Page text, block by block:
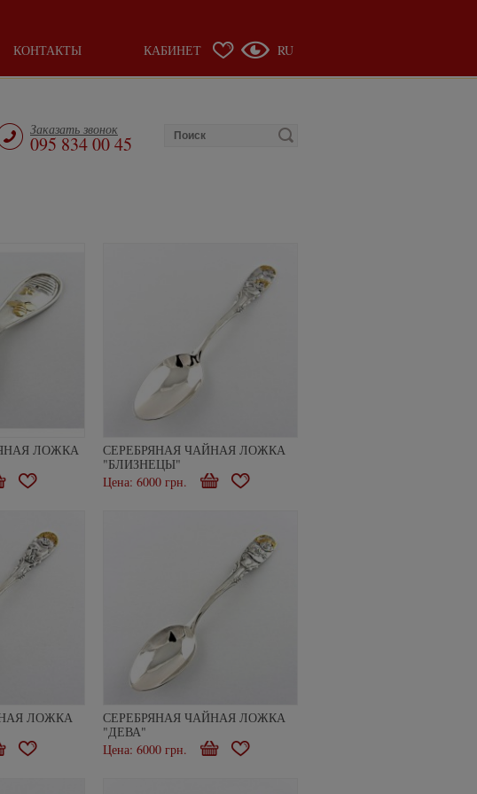
КОНТАКТЫ КАБИНЕТ RU
Заказать звонок
095 834 00 45
ЛОЖКА
В
СЕРЕБРЯНАЯ ЧАЙНАЯ ЛОЖКА
"БЛИЗНЕЦЫ"
Цена: 6000 грн.
В
В
ЛОЖКА
В
СЕРЕБРЯНАЯ ЧАЙНАЯ ЛОЖКА
"ДЕВА"
Цена: 6000 грн.
В
В